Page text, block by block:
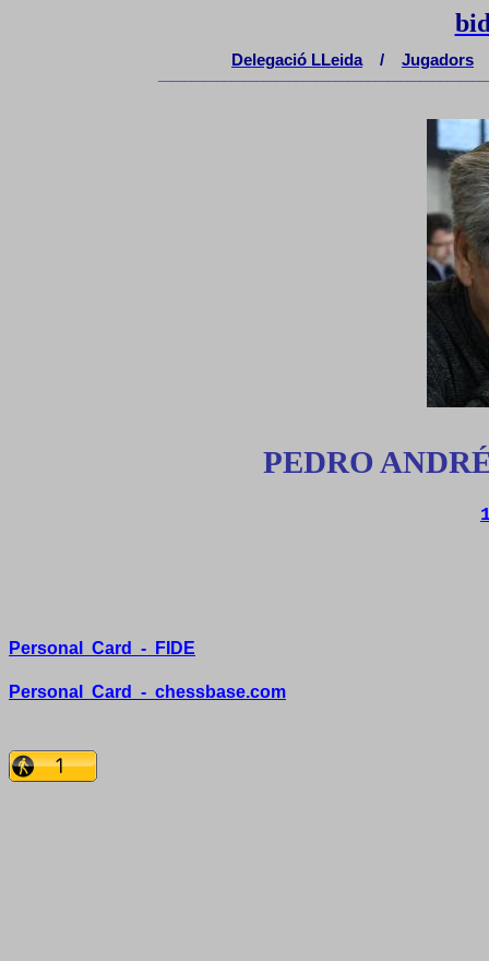
Delegació LLeida / Jugadors
PEDRO
Personal Card - FIDE
Personal Card - chessbase.com